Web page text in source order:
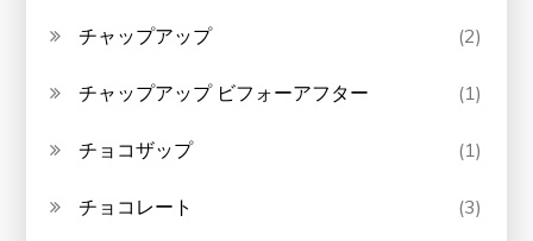
チャップアップ (2)
チャップアップ ビフォーアフター (1)
チョコザップ (1)
チョコレート (3)